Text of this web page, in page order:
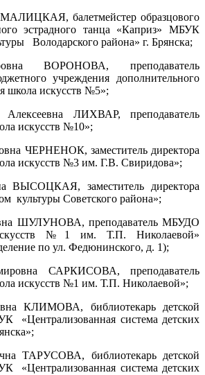
балетмейстер образцового
эстрадного танца «Каприз» МБУК
Володарского района» г. Брянска;
ВОРОНОВА, преподаватель
учреждения дополнительного
школа искусств №5»;
ЛИХВАР, преподаватель
искусств №10»;
ЧЕРНЕНОК, заместитель директора
искусств №3 им. Г.В. Свиридова»;
ВЫСОЦКАЯ, заместитель директора
культуры Советского района»;
ШУЛУНОВА, преподаватель МБУДО
№1 им. Т.П. Николаевой»
по ул. Федюнинского, д. 1);
САРКИСОВА, преподаватель
искусств №1 им. Т.П. Николаевой»;
КЛИМОВА, библиотекарь детской
«Централизованная система детских
ТАРУСОВА, библиотекарь детской
«Централизованная система детских